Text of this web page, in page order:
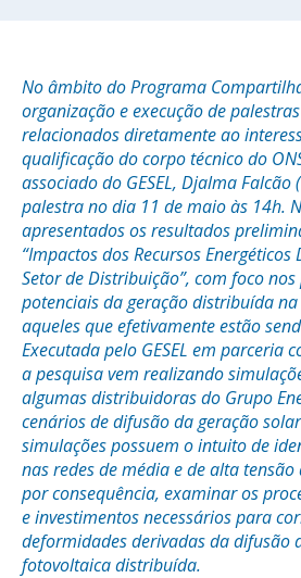
No âmbito do Programa
organização e execução de
relacionados diretamente ao
qualificação do corpo técnico do
associado do GESEL, Djalma Falcão
palestra no dia 11 de maio às 14h.
apresentados os resultados
“Impactos dos Recursos
Setor de Distribuição”, com foco
potenciais da geração distribuída
aqueles que efetivamente estão
Executada pelo GESEL em parceria
a pesquisa vem realizando
algumas distribuidoras do Grupo
cenários de difusão da geração
simulações possuem o intuito de
nas redes de média e de alta
por consequência, examinar os
e investimentos necessários para
deformidades derivadas da difusão
fotovoltaica distribuída.